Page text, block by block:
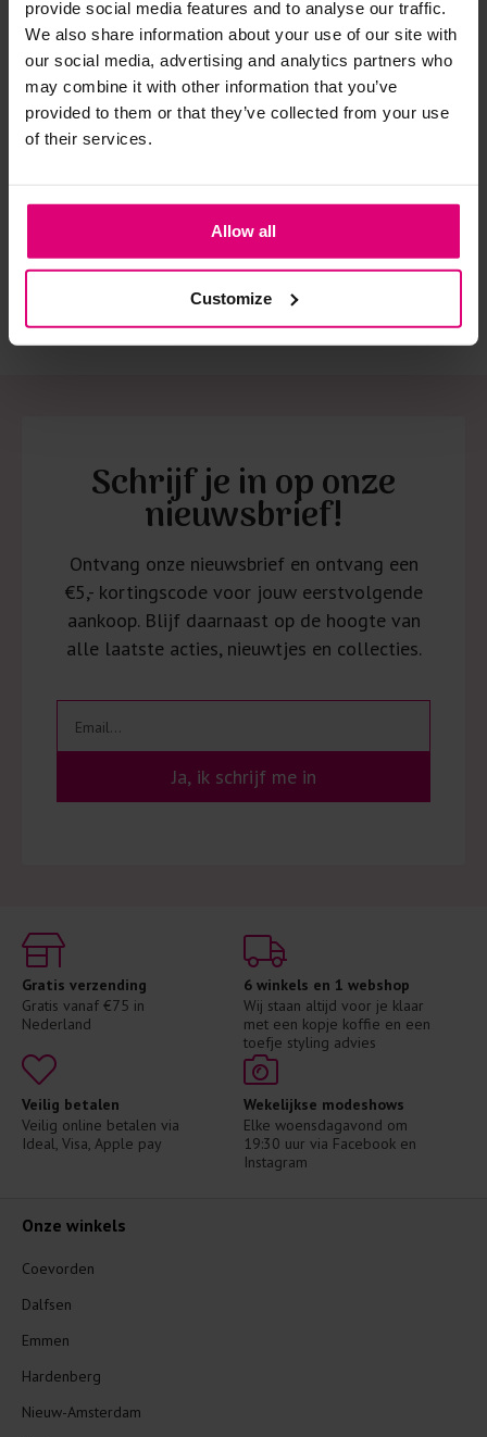
provide social media features and to analyse our traffic.
We also share information about your use of our site with
our social media, advertising and analytics partners who
may combine it with other information that you’ve
provided to them or that they’ve collected from your use
of their services.
Allow all
Customize
Strijkijzer/droogtrommel:
Kledingstukken met elastine zijn niet bestand tegen de hitte
van het strijkijzer en/of de droogtrommel. Ook in veel
spijkerbroeken is elastine (stretch) verwerkt en mogen dus
Nukus
€ 119.95
Schrijf je in op onze
nieuwsbrief!
Ontvang onze nieuwsbrief en ontvang een
€5,- kortingscode voor jouw eerstvolgende
aankoop. Blijf daarnaast op de hoogte van
alle laatste acties, nieuwtjes en collecties.
Ja, ik schrijf me in
Gratis verzending
Gratis vanaf €75 in
Nederland
6 winkels en 1 webshop
Wij staan altijd voor je klaar
met een kopje koffie en een
toefje styling advies
Veilig betalen
Veilig online betalen via
Ideal, Visa, Apple pay
Wekelijkse modeshows
Elke woensdagavond om
19:30 uur via Facebook en
Instagram
Onze winkels
Coevorden
Dalfsen
Emmen
Hardenberg
Nieuw-Amsterdam